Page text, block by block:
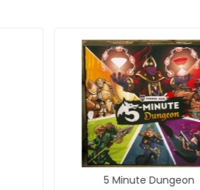
5 Minute Dungeon